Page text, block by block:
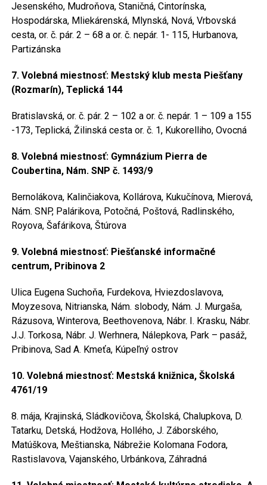
Jesenského, Mudroňova, Staničná, Cintorínska,
Hospodárska, Mliekárenská, Mlynská, Nová, Vrbovská
cesta, or. č. pár. 2 – 68 a or. č. nepár. 1- 115, Hurbanova,
Partizánska
7. Volebná miestnosť: Mestský klub mesta Piešťany
(Rozmarín), Teplická 144
Bratislavská, or. č. pár. 2 – 102 a or. č. nepár. 1 – 109 a 155
-173, Teplická, Žilinská cesta or. č. 1, Kukorelliho, Ovocná
8. Volebná miestnosť: Gymnázium Pierra de
Coubertina, Nám. SNP č. 1493/9
Bernolákova, Kalinčiakova, Kollárova, Kukučínova, Mierová,
Nám. SNP, Palárikova, Potočná, Poštová, Radlinského,
Royova, Šafárikova, Štúrova
9. Volebná miestnosť: Piešťanské informačné
centrum, Pribinova 2
Ulica Eugena Suchoňa, Furdekova, Hviezdoslavova,
Moyzesova, Nitrianska, Nám. slobody, Nám. J. Murgaša,
Rázusova, Winterova, Beethovenova, Nábr. I. Krasku, Nábr.
J.J. Torkosa, Nábr. J. Werhnera, Nálepkova, Park – pasáž,
Pribinova, Sad A. Kmeťa, Kúpeľný ostrov
10. Volebná miestnosť: Mestská knižnica, Školská
4761/19
8. mája, Krajinská, Sládkovičova, Školská, Chalupkova, D.
Tatarku, Detská, Hodžova, Hollého, J. Záborského,
Matúškova, Meštianska, Nábrežie Kolomana Fodora,
Rastislavova, Vajanského, Urbánkova, Záhradná